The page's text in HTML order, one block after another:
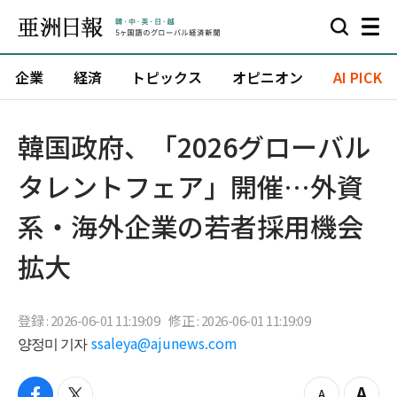
企業 経済 トピックス オピニオン AI PICK
韓国政府、「2026グローバル
タレントフェア」開催…外資
系・海外企業の若者採用機会
拡大
登録 : 2026-06-01 11:19:09 修正 : 2026-06-01 11:19:09
양정미 기자 ssaleya@ajunews.com